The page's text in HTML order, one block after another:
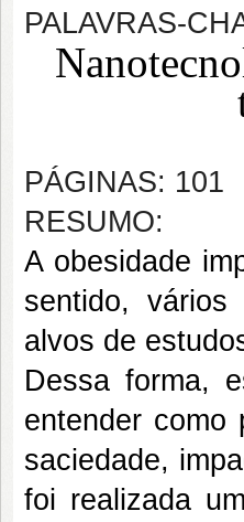
PALAVRAS-
PÁGINAS: 101
RESUMO:
A obesidade
sentido,
alvos de
Dessa forma,
entender como
saciedade,
foi realizada